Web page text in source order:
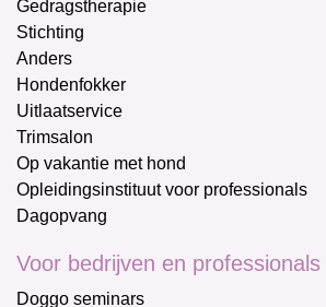
Gedragstherapie
Stichting
Anders
Hondenfokker
Uitlaatservice
Trimsalon
Op vakantie met hond
Opleidingsinstituut voor professionals
Dagopvang
Voor bedrijven en professionals
Doggo seminars